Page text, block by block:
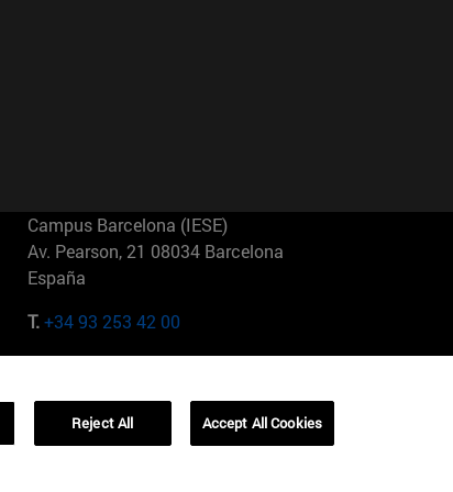
Campus Barcelona (IESE)
Av. Pearson, 21 08034 Barcelona
España
T.+34 93 253 42 00
01321001 Bela Vista Brasil
Reject All Accept All Cookies